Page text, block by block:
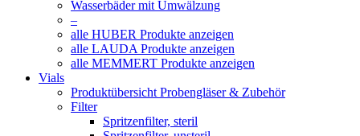
Wasserbäder mit Umwälzung
–
alle HUBER Produkte anzeigen
alle LAUDA Produkte anzeigen
alle MEMMERT Produkte anzeigen
Vials
Produktübersicht Probengläser & Zubehör
Filter
Spritzenfilter, steril